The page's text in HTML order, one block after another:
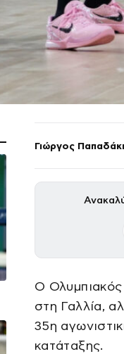
Γιώργος
Ο Ολυμπιακός
στη Γαλλία,
35η
κατάταξης.